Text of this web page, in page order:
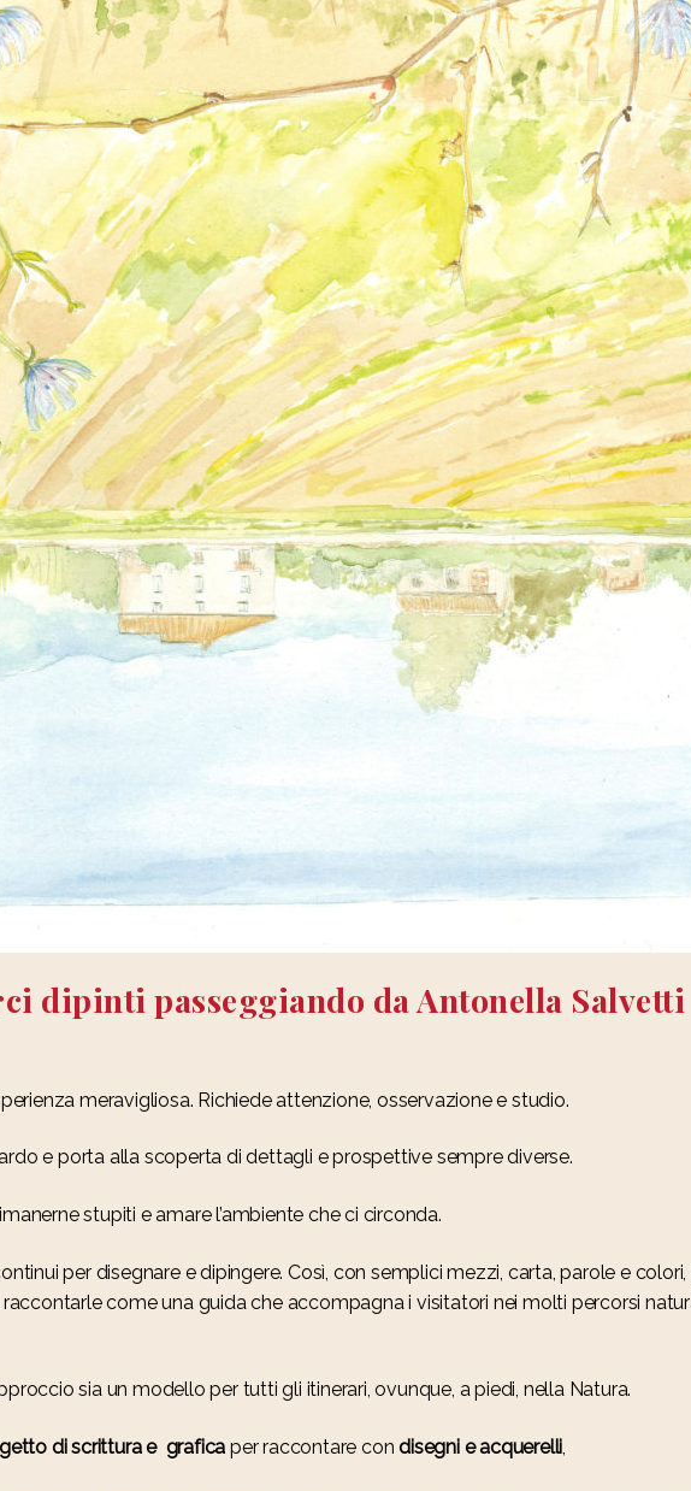
dipinti passeggiando da Antonella Salvetti
meravigliosa. Richiede attenzione, osservazione e studio.
e porta alla scoperta di dettagli e prospettive sempre diverse.
stupiti e amare l’ambiente che ci circonda.
per disegnare e dipingere. Così, con semplici mezzi, carta, parole e
come una guida che accompagna i visitatori nei molti percorsi
sia un modello per tutti gli itinerari, ovunque, a piedi, nella Natura.
di scrittura e grafica per raccontare condisegni e acquerelli,